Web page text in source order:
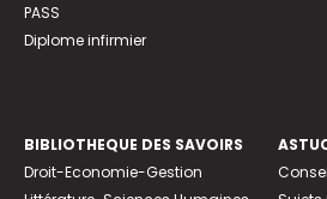
PASS
Diplome infirmier
BIBLIOTHEQUE DES SAVOIRS
Droit-Economie-Gestion